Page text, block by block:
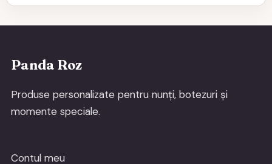
Panda Roz
Produse personalizate pentru nunți, botezuri și
momente speciale.
Contul meu